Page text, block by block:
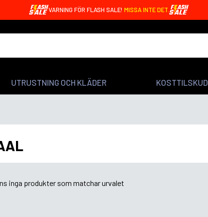
VARNING FÖR FLASH SALE! MISSA INTE DET.
UTRUSTNING OCH KLÄDER KOSTTILSKUD
inga produkter som matchar urvalet